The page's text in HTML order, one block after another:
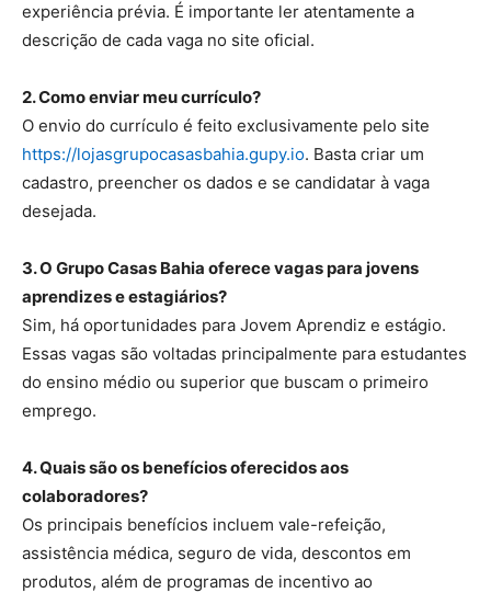
experiência prévia. É importante ler atentamente a
descrição de cada vaga no site oficial.
2. Como enviar meu currículo?
O envio do currículo é feito exclusivamente pelo site
https://lojasgrupocasasbahia.gupy.io. Basta criar um
cadastro, preencher os dados e se candidatar à vaga
desejada.
3. O Grupo Casas Bahia oferece vagas para jovens
aprendizes e estagiários?
Sim, há oportunidades para Jovem Aprendiz e estágio.
Essas vagas são voltadas principalmente para estudantes
do ensino médio ou superior que buscam o primeiro
emprego.
4. Quais são os benefícios oferecidos aos
colaboradores?
Os principais benefícios incluem vale-refeição,
assistência médica, seguro de vida, descontos em
produtos, além de programas de incentivo ao